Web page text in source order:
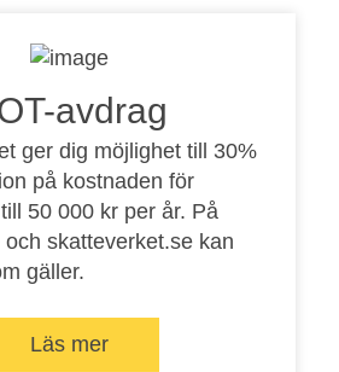
avdrag
ger dig möjlighet till 30%
på kostnaden för
50 000 kr per år. På
och skatteverket.sekan
gäller.
Läs mer